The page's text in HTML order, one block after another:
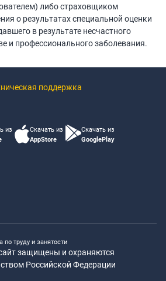
либо страховщиком
о результатах специальной оценки
в результате несчастного
и профессионального заболевания.
поддержка
из
Скачать из
AppStore
Скачать из
GooglePlay
труду и занятости
защищены и охраняются
Российской Федерации